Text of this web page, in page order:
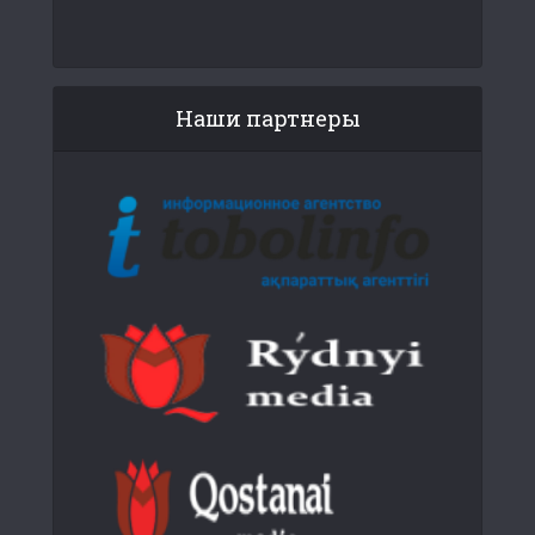
Наши партнеры